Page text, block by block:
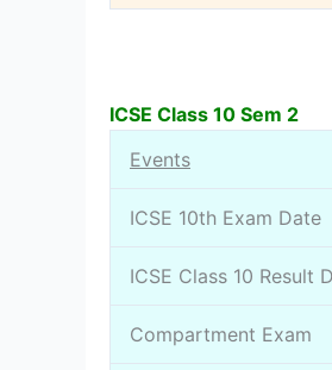
ICSE Class 10 Sem 2
Events
ICSE 10th Exam Date
ICSE Class 10 Result
Compartment Exam